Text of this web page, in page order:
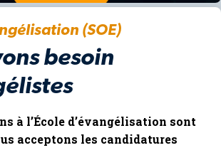
(SOE)
besoin
à l’École d’évangélisation sont
acceptons les candidatures